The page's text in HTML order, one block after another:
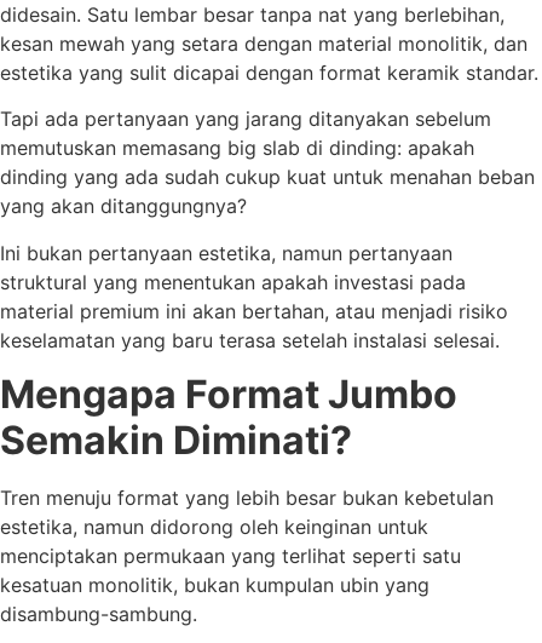
didesain. Satu lembar besar tanpa nat yang berlebihan,
kesan mewah yang setara dengan material monolitik, dan
estetika yang sulit dicapai dengan format keramik standar.
Tapi ada pertanyaan yang jarang ditanyakan sebelum
memutuskan memasang big slab di dinding: apakah
dinding yang ada sudah cukup kuat untuk menahan beban
yang akan ditanggungnya?
Ini bukan pertanyaan estetika, namun pertanyaan
struktural yang menentukan apakah investasi pada
material premium ini akan bertahan, atau menjadi risiko
keselamatan yang baru terasa setelah instalasi selesai.
Mengapa Format Jumbo
Semakin Diminati?
Tren menuju format yang lebih besar bukan kebetulan
estetika, namun didorong oleh keinginan untuk
menciptakan permukaan yang terlihat seperti satu
kesatuan monolitik, bukan kumpulan ubin yang
disambung-sambung.